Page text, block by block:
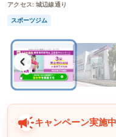
アクセス: 城辺線通り
スポーツジム
キャンペーン実施中